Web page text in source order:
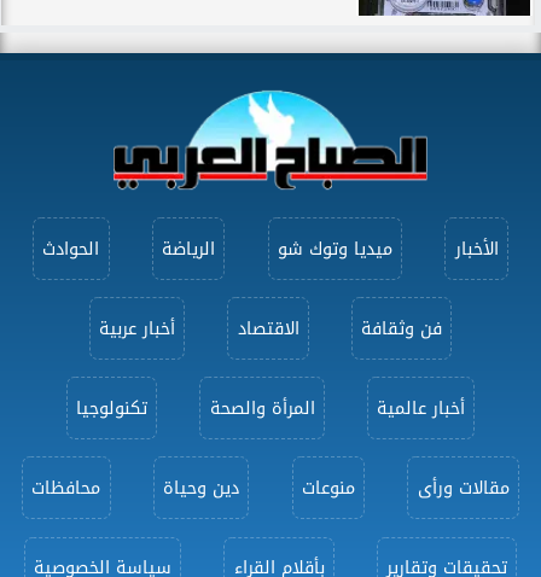
الأخبار ميديا وتوك شو الرياضة الحوادث
فن وثقافة الاقتصاد أخبار عربية
أخبار عالمية المرأة والصحة تكنولوجيا
مقالات ورأى منوعات دين وحياة محافظات
تحقيقات وتقارير بأقلام القراء سياسة الخصوصية